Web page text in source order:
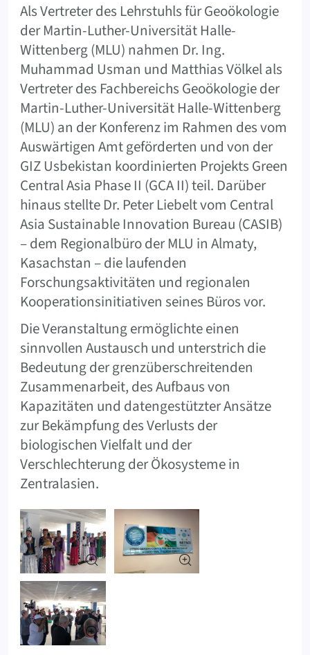
Als Vertreter des Lehrstuhls für Geoökologie
der Martin-Luther-Universität Halle-
Wittenberg (MLU) nahmen Dr. Ing.
Muhammad Usman und Matthias Völkel als
Vertreter des Fachbereichs Geoökologie der
Martin-Luther-Universität Halle-Wittenberg
(MLU) an der Konferenz im Rahmen des vom
Auswärtigen Amt geförderten und von der
GIZ Usbekistan koordinierten Projekts Green
Central Asia Phase II (GCA II) teil. Darüber
hinaus stellte Dr. Peter Liebelt vom Central
Asia Sustainable Innovation Bureau (CASIB)
– dem Regionalbüro der MLU in Almaty,
Kasachstan – die laufenden
Forschungsaktivitäten und regionalen
Kooperationsinitiativen seines Büros vor.
Die Veranstaltung ermöglichte einen
sinnvollen Austausch und unterstrich die
Bedeutung der grenzüberschreitenden
Zusammenarbeit, des Aufbaus von
Kapazitäten und datengestützter Ansätze
zur Bekämpfung des Verlusts der
biologischen Vielfalt und der
Verschlechterung der Ökosysteme in
Zentralasien.